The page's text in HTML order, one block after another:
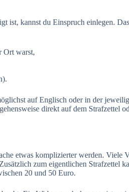
ist, kannst du Einspruch einlegen.
Ort warst,
auf Englisch oder in der
direkt auf dem Strafzettel
etwas komplizierter werden. Viele
zum eigentlichen Strafzettel
20 und 50 Euro.